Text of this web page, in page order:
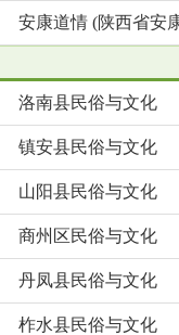
安康道情 (陕西省安
洛南县民俗与文化
镇安县民俗与文化
山阳县民俗与文化
商州区民俗与文化
丹凤县民俗与文化
柞水县民俗与文化